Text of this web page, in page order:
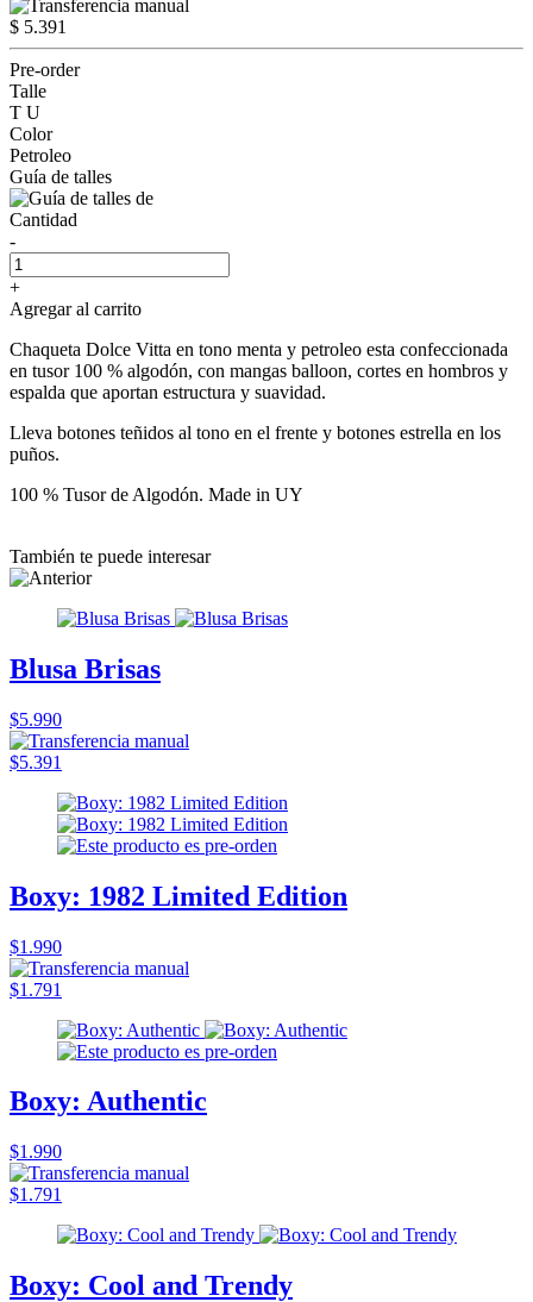
$ 5.391
Pre-order
Talle
T U
Color
Petroleo
Guía de talles
Cantidad
-
+
Agregar al carrito
Chaqueta Dolce Vitta en tono menta y petroleo esta confeccionada
en tusor 100 % algodón, con mangas balloon, cortes en hombros y
espalda que aportan estructura y suavidad.
Lleva botones teñidos al tono en el frente y botones estrella en los
puños.
100 % Tusor de Algodón. Made in UY
También te puede interesar
Blusa Brisas
$5.990
$5.391
Boxy: 1982 Limited Edition
$1.990
$1.791
Boxy: Authentic
$1.990
$1.791
Boxy: Cool and Trendy